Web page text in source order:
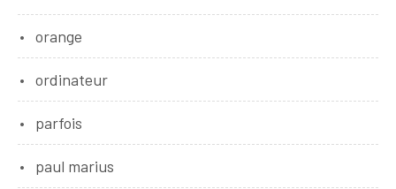
orange
ordinateur
parfois
paul marius